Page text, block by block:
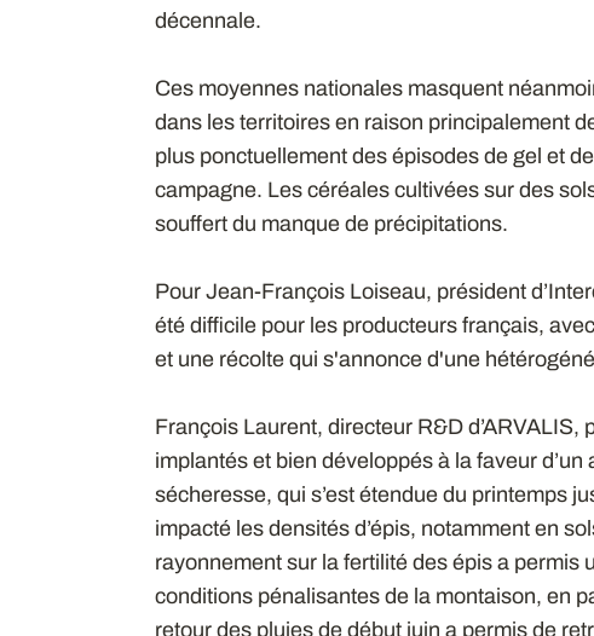
décennale.
Ces moyennes nationales masquent
dans les territoires en raison principalement
plus ponctuellement des épisodes de gel et
campagne. Les céréales cultivées sur des
souffert du manque de précipitations.
Pour Jean-François Loiseau, président
été difficile pour les producteurs français,
et une récolte qui s'annonce d'une
François Laurent, directeur R&D d’ARVALIS,
implantés et bien développés à la faveur d’un
sécheresse, qui s’est étendue du printemps
impacté les densités d’épis, notamment en
rayonnement sur la fertilité des épis a permis
conditions pénalisantes de la montaison, en
retour des pluies de début juin a permis de